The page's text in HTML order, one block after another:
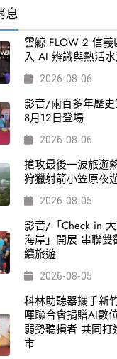
息
雲鯨 FLOW 2 信義
入 AI 辨識與熱活
2026-08-06
影音/兩百多年歷
8月12日登場
2026-08-06
搶攻最後一波旅
狩獵射箭小笠原夜
2026-08-05
影音/「Check in
海岸」開展 串聯雙
續旅遊
2026-08-05
科林助聽器攜手新
暉聯合會捐贈AI數
弱勢聽損者 共同打
市